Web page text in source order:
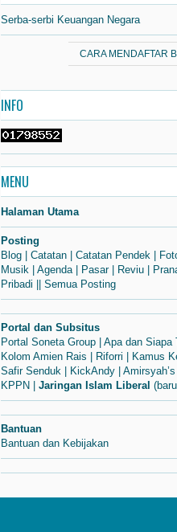
Serba-serbi Keuangan Negara
CARA MENDAFTAR
INFO
MENU
Halaman Utama
Posting
Blog | Catatan | Catatan Pendek |
Musik | Agenda | Pasar| Reviu |
Pribadi || Semua Posting
Portal dan Subsitus
Portal Soneta Group | Apa dan Siapa
Kolom Amien Rais | Riforri | Kamus
Safir Senduk | KickAndy |
KPPN | Jaringan Islam Liberal
Bantuan
Bantuan dan Kebijakan